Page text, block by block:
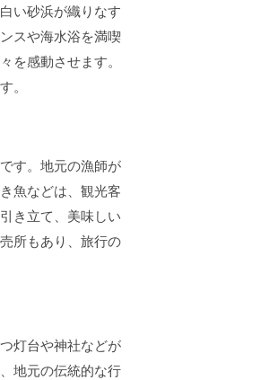
い砂浜が織りなす
スや海水浴を満喫
を感動させます。
。
す。地元の漁師が
魚などは、観光客
き立て、美味しい
所もあり、旅行の
灯台や神社などが
地元の伝統的な行